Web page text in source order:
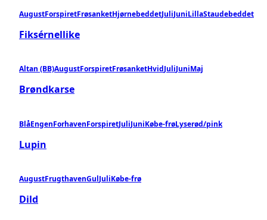
AugustForspiretFrøsanketHjørnebeddetJuliJuniLillaStaudebeddet
Fiksérnellike
Altan (BB)AugustForspiretFrøsanketHvidJuliJuniMaj
Brøndkarse
BlåEngenForhavenForspiretJuliJuniKøbe-frøLyserød/pink
Lupin
AugustFrugthavenGulJuliKøbe-frø
Dild